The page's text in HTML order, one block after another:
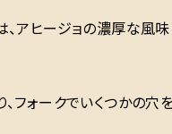
アヒージョの濃厚な風
フォークでいくつかの穴